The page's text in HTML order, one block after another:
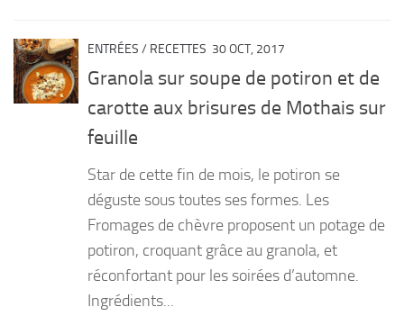
ENTRÉES / RECETTES 30 OCT, 2017
Granola sur soupe de potiron et de
carotte aux brisures de Mothais sur
feuille
Star de cette fin de mois, le potiron se
déguste sous toutes ses formes. Les
Fromages de chèvre proposent un potage de
potiron, croquant grâce au granola, et
réconfortant pour les soirées d’automne.
Ingrédients...